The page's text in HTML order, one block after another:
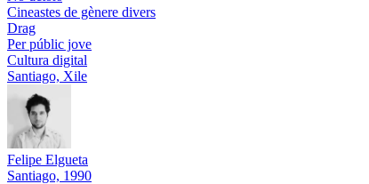
Cineastes de gènere divers
Drag
Per públic jove
Cultura digital
Santiago, Xile
Felipe Elgueta
Santiago, 1990